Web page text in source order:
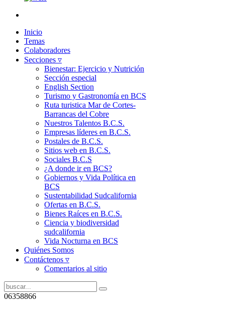
Inicio
Temas
Colaboradores
Secciones ▿
Bienestar: Ejercicio y Nutrición
Sección especial
English Section
Turismo y Gastronomía en BCS
Ruta turistica Mar de Cortes-
Barrancas del Cobre
Nuestros Talentos B.C.S.
Empresas líderes en B.C.S.
Postales de B.C.S.
Sitios web en B.C.S.
Sociales B.C.S
¿A donde ir en BCS?
Gobiernos y Vida Política en
BCS
Sustentabilidad Sudcalifornia
Ofertas en B.C.S.
Bienes Raíces en B.C.S.
Ciencia y biodiversidad
sudcalifornia
Vida Nocturna en BCS
Quiénes Somos
Contáctenos ▿
Comentarios al sitio
06358866